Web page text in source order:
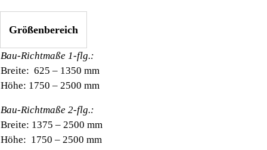
Größenbereich
Bau-Richtmaße 1-flg.:
Breite: 625 – 1350 mm
Höhe: 1750 – 2500 mm
Bau-Richtmaße 2-flg.:
Breite: 1375 – 2500 mm
Höhe: 1750 – 2500 mm